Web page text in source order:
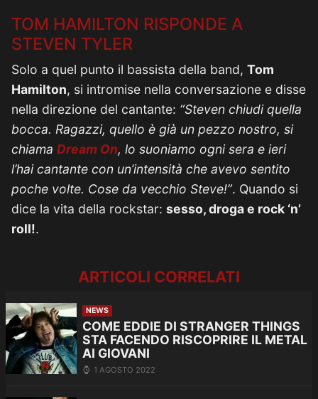
TOM HAMILTON RISPONDE A
STEVEN TYLER
Solo a quel punto il bassista della band, Tom
Hamilton, si intromise nella conversazione e disse
nella direzione del cantante: “Steven chiudi quella
bocca. Ragazzi, quello è già un pezzo nostro, si
chiama Dream On, lo suoniamo ogni sera e ieri
l’hai cantante con un’intensità che avevo sentito
poche volte. Cose da vecchio Steve!”. Quando si
dice la vita della rockstar: sesso, droga e rock ‘n’
roll!.
ARTICOLI CORRELATI
NEWS
COME EDDIE DI STRANGER THINGS
STA FACENDO RISCOPRIRE IL METAL
AI GIOVANI
1 AGOSTO 2022